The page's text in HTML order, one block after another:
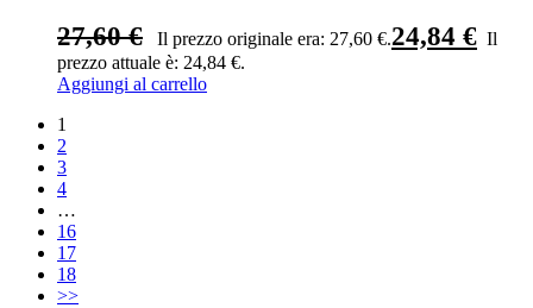
27,60€ Il prezzo originale era: 27,60 €.24,84 € Il
prezzo attuale è: 24,84 €.
Aggiungi al carrello
1
2
3
4
…
16
17
18
>>